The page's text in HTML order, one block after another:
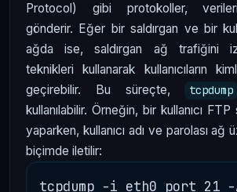
Protocol) gibi protokoller,
gönderir. Eğer bir saldırgan ve bir
ağda ise, saldırgan ağ trafiğini
teknikleri kullanarak kullanıcıların
geçirebilir. Bu süreçte,
tcpdump
kullanılabilir. Örneğin, bir kullanıcı
yaparken, kullanıcı adı ve parolası ağ
biçimde iletilir: